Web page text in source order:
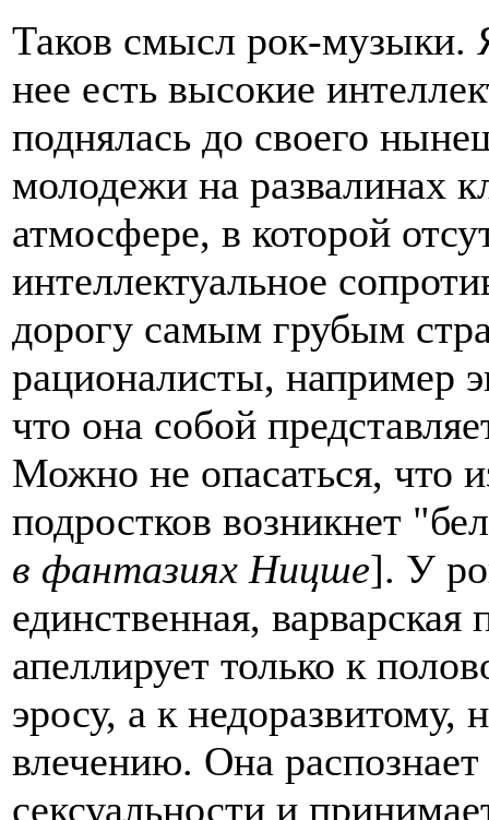
Таков смысл рок-музыки.
нее есть высокие
поднялась до своего
молодежи на развалинах
атмосфере, в которой
интеллектуальное
дорогу самым грубым
рационалисты, например
что она собой
Можно не опасаться, что
подростков возникнет
в фантазиях Ницше]. У
единственная, варварская
апеллирует только к
эросу, а к
влечению. Она
сексуальности и